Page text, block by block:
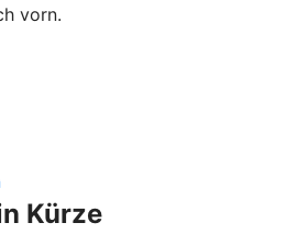
vorn.
Kürze